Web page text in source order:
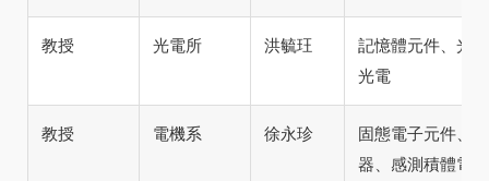
教授 光電所 洪毓玨
記憶體元件、光
光電
教授 電機系 徐永珍
固態電子元件、
器、感測積體電